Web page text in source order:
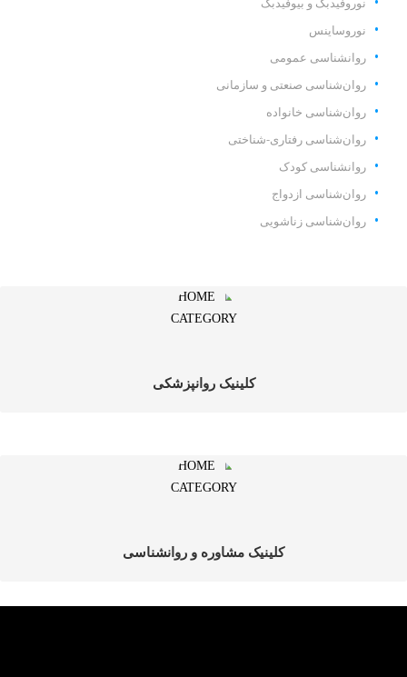
نوروساینس
روانشناسی عمومی
روان‌شناسی صنعتی و سازمانی
روان‌شناسی خانواده
روان‌شناسی رفتاری-شناختی
روانشناسی کودک
روان‌شناسی ازدواج
روان‌شناسی زناشویی
کلینیک روانپزشکی
کلینیک مشاوره و روانشناسی